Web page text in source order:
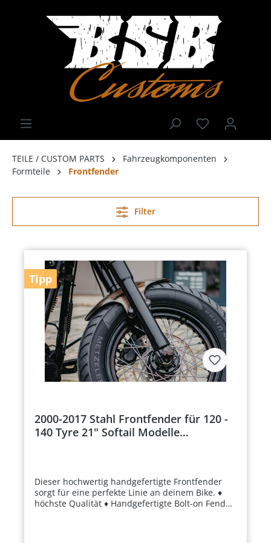
TEILE / CUSTOM PARTS
Fahrzeugkomponenten
Formteile
Frontfender
Filter
Tipp
2000-2017 Stahl Frontfender für 120 -
140 Tyre 21" Softail Modelle
Dieser hochwertig handgefertigte Frontfender
sorgt für eine perfekte Linie an deinem Bike. ♦
höchste Qualität ♦ Handgefertigte Bolt-on Fender